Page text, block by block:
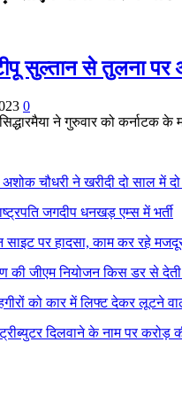
टीपू सुल्तान से तुलना
0
ने गुरुवार को कर्नाटक
अशोक चौधरी ने खरीदी दो साल में
जगदीप धनखड़ एम्स में भर्ती
साइट पर हादसा, काम कर रहे
की जीएम नियोजन किस डर से
को कार में लिफ्ट देकर लूटने
दिलवाने के नाम पर करोड़